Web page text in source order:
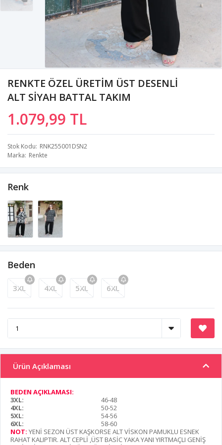
RENKTE ÖZEL ÜRETİM ÜST DESENLİ
ALT SİYAH BATTAL TAKIM
1.079,99 TL
Stok Kodu RNK255001DSN2
Marka Renkte
Renk
Beden
3XL 4XL 5XL 6XL
Ürün Açıklaması
BEDEN AÇIKLAMASI:
3XL:
46-48
4XL:
50-52
5XL:
54-56
6XL:
58-60
NOT: YENİ SEZON ÜST KAŞKORSE ALT VİSKON PAMUKLU ESNEK
RAHAT KALIPTIR. ALT CEPLİ ,ÜST BASİC YAKA YANI YIRTMAÇLI GENİŞ